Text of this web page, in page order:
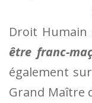
Droit
être franc-
également
Grand Maître